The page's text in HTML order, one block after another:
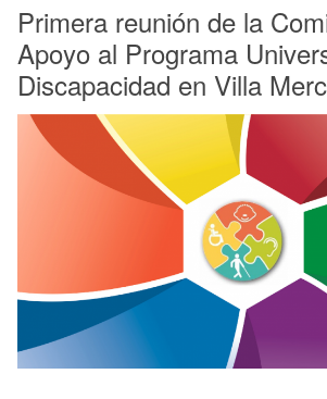
Primera reunión de la
Apoyo al Programa
Discapacidad en Villa